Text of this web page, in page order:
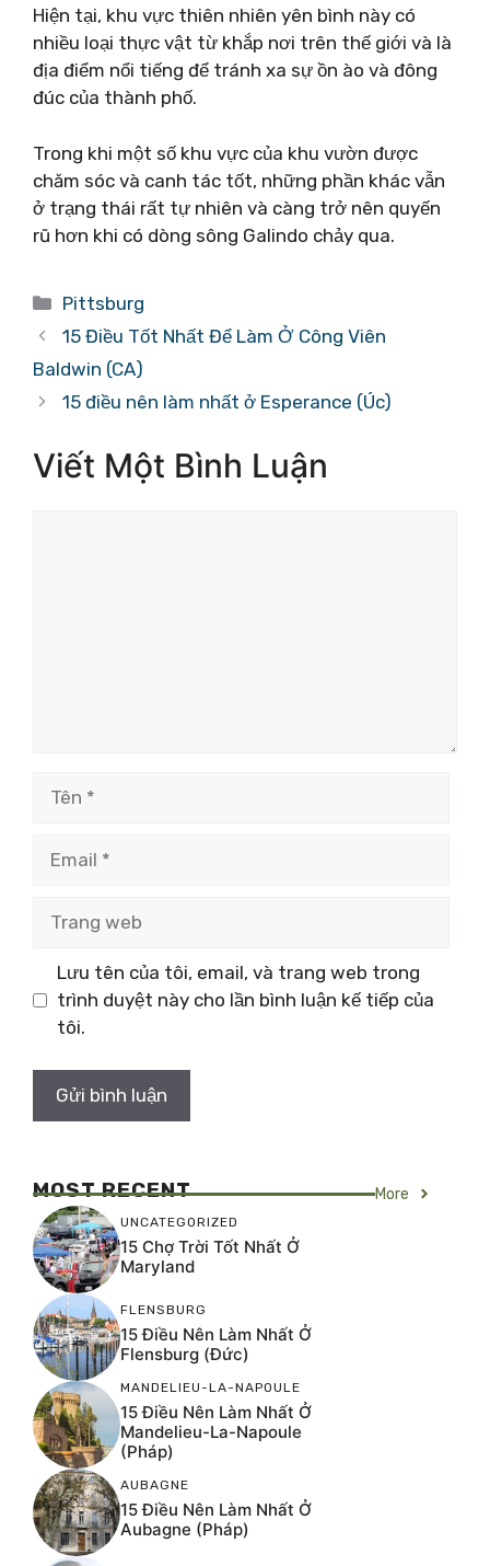
Hiện tại, khu vực thiên nhiên yên bình này có
nhiều loại thực vật từ khắp nơi trên thế giới và là
địa điểm nổi tiếng để tránh xa sự ồn ào và đông
đúc của thành phố.
Trong khi một số khu vực của khu vườn được
chăm sóc và canh tác tốt, những phần khác vẫn
ở trạng thái rất tự nhiên và càng trở nên quyến
rũ hơn khi có dòng sông Galindo chảy qua.
Danh
mục
Pittsburg
15 Điều Tốt Nhất Để Làm Ở Công Viên
Baldwin (CA)
15 điều nên làm nhất ở Esperance (Úc)
Viết Một Bình Luận
Lưu tên của tôi, email, và trang web trong
trình duyệt này cho lần bình luận kế tiếp của
tôi.
MOST RECENT More
UNCATEGORIZED
15 Chợ Trời Tốt Nhất Ở
Maryland
FLENSBURG
15 Điều Nên Làm Nhất Ở
Flensburg (Đức)
MANDELIEU-LA-NAPOULE
15 Điều Nên Làm Nhất Ở
Mandelieu-La-Napoule
(Pháp)
AUBAGNE
15 Điều Nên Làm Nhất Ở
Aubagne (Pháp)